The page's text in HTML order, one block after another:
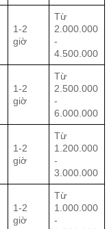
1-2
giờ
Từ
2.000.000
-
4.500.000
1-2
giờ
Từ
2.500.000
-
6.000.000
1-2
giờ
Từ
1.200.000
-
3.000.000
1-2
giờ
Từ
1.000.000
-